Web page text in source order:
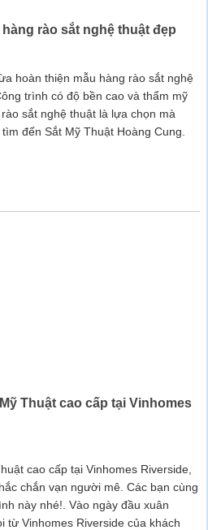
rào sắt nghệ thuật đẹp
hoàn thiện mẫu hàng rào sắt nghệ
trình có độ bền cao và thẩm mỹ
sắt nghệ thuật là lựa chọn mà
đến Sắt Mỹ Thuật Hoàng Cung.
Thuật cao cấp tại Vinhomes
cao cấp tại Vinhomes Riverside,
chắn vạn người mê. Các bạn cùng
này nhé!. Vào ngày đầu xuân
từ Vinhomes Riverside của khách